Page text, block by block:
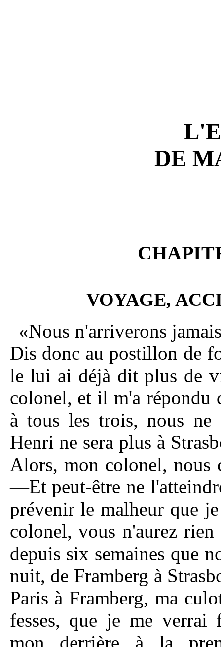
DE
VOYAGE,
«Nous n'arriverons
Dis donc au postillon de
le lui ai déjà dit plus de
colonel, et il m'a répondu
à tous les trois, nous
Henri ne sera plus à
Alors, mon colonel, nous
—Et peut-être ne
prévenir le malheur que
colonel, vous n'aurez
depuis six semaines que
nuit, de Framberg à
Paris à Framberg, ma
fesses, que je me verrai
mon derrière à la